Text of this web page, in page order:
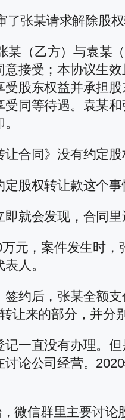
了张某请求解除股
某（乙方）与袁某
意接受；本协议生
受股东权益并承担
同等待遇。袁某
让合同》没有约定
股权转让款这个
就会发现，合同
元，案件发生时
人。
签约后，张某全额
让来的部分，并分
一直没有办理。
讨论公司经营。
微信群里主要讨